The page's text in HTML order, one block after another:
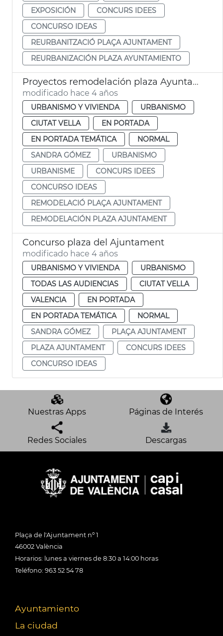
EXPOSICIÓN
CONCURS IDEES
CONCURSO IDEAS
REURBANITZACIÓ PLAÇA AJUNTAMENT
REURBANIZACIÓN PLAZA AYUNTAMIENTO
Proyectos remodelación plaza Ayuntamiento
modificado hace 4 años
URBANISMO Y VIVIENDA
URBANISMO
CIUTAT VELLA
EN PORTADA
EN PORTADA TEMÁTICA
NORMAL
SANDRA GÓMEZ
URBANISMO
URBANISME
CONCURS IDEES
CONCURSO IDEAS
REMODELACIÓ PLAÇA AJUNTAMENT
REMODELACIÓN PLAZA AJUNTAMENT
Concurso plaza del Ajuntament
modificado hace 4 años
URBANISMO Y VIVIENDA
URBANISMO
TODAS LAS AUDIENCIAS
CIUTAT VELLA
VALENCIA
EN PORTADA
EN PORTADA TEMÁTICA
NORMAL
SANDRA GÓMEZ
PLAÇA AJUNTAMENT
PLAZA AJUNTAMENT
CONCURS IDEES
CONCURSO IDEAS
Nuestras Apps Páginas de Interés
Redes Sociales Descargas
Plaça de l'Ajuntament nº 1
46002 València
Horarios: lunes a viernes de 8:30 a 14:00 horas
Teléfono: 963 52 54 78
Ayuntamiento
La ciudad